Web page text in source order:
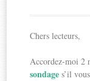
Chers lecteurs,
Accordez-moi 2
sondages’il